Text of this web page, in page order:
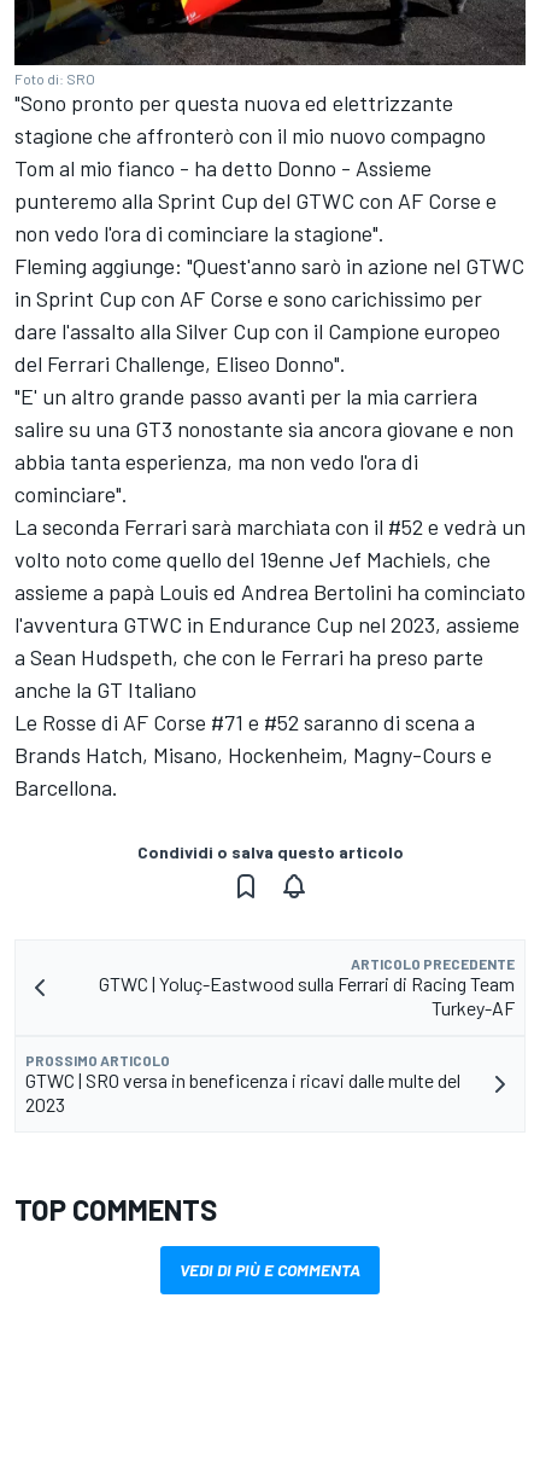
Foto di: SRO
"Sono pronto per questa nuova ed elettrizzante
stagione che affronterò con il mio nuovo compagno
Tom al mio fianco - ha detto Donno - Assieme
punteremo alla Sprint Cup del GTWC con AF Corse e
non vedo l'ora di cominciare la stagione".
Fleming aggiunge: "Quest'anno sarò in azione nel GTWC
in Sprint Cup con AF Corse e sono carichissimo per
dare l'assalto alla Silver Cup con il Campione europeo
del Ferrari Challenge, Eliseo Donno".
"E' un altro grande passo avanti per la mia carriera
salire su una GT3 nonostante sia ancora giovane e non
abbia tanta esperienza, ma non vedo l'ora di
cominciare".
La seconda Ferrari sarà marchiata con il #52 e vedrà un
volto noto come quello del 19enne Jef Machiels, che
assieme a papà Louis ed Andrea Bertolini ha cominciato
l'avventura GTWC in Endurance Cup nel 2023, assieme
a Sean Hudspeth, che con le Ferrari ha preso parte
anche la GT Italiano
Le Rosse di AF Corse #71 e #52 saranno di scena a
Brands Hatch, Misano, Hockenheim, Magny-Cours e
Barcellona.
Condividi o salva questo articolo
ARTICOLO PRECEDENTE
GTWC | Yoluç-Eastwood sulla Ferrari di Racing Team
Turkey-AF
PROSSIMO ARTICOLO
GTWC | SRO versa in beneficenza i ricavi dalle multe del
2023
TOP COMMENTS
VEDI DI PIÙ E COMMENTA